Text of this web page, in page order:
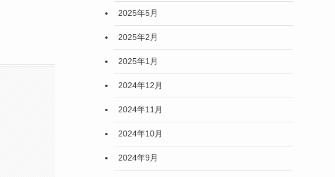
2025年5月
2025年2月
2025年1月
2024年12月
2024年11月
2024年10月
2024年9月